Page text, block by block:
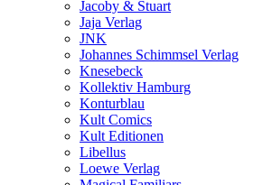
Jacoby & Stuart
Jaja Verlag
JNK
Johannes Schimmsel Verlag
Knesebeck
Kollektiv Hamburg
Konturblau
Kult Comics
Kult Editionen
Libellus
Loewe Verlag